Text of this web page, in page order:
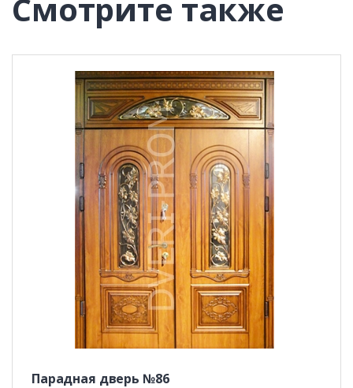
Смотрите также
Парадная дверь №86